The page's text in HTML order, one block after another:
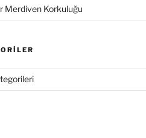
Merdiven Korkuluğu